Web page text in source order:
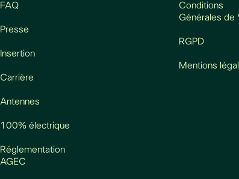
FAQ
Presse
Insertion
Carrière
Antennes
100% électrique
Réglementation
AGEC
Conditions
Générales de
RGPD
Mentions